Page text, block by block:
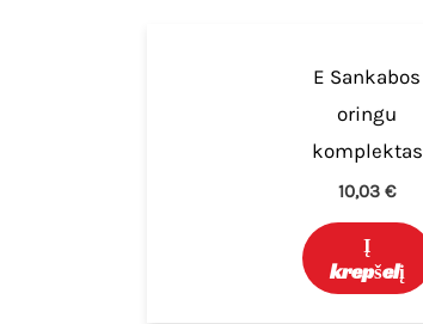
E Sankabos
oringu
komplektas
10,03€
Į
krepšelį